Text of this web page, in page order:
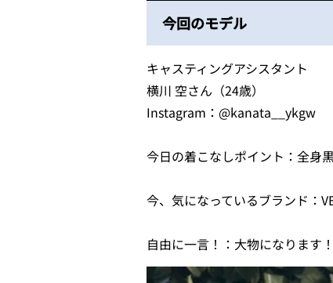
今回のモデル
キャスティングアシスタント
横川 空さん（24歳）
Instagram：@kanata__ykgw
今日の着こなしポイント：全身
今、気になっているブランド：
自由に一言！：大物になります！